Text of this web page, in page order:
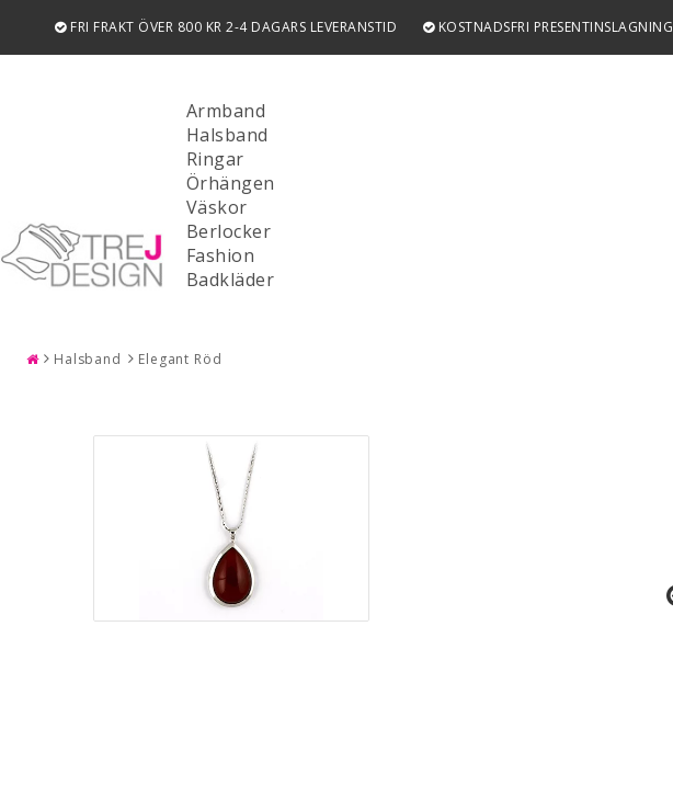
FRI FRAKT ÖVER 800 KR 2-4 DAGARS LEVERANSTID KOSTNADSFRI PRESENTINSLAGNING
Armband
Halsband
Ringar
Örhängen
Väskor
Berlocker
Fashion
Badkläder
SÖK
Halsband Elegant Röd